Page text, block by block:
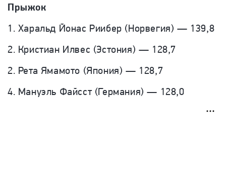
Прыжок
1. Харальд Йонас Риибер (Норвегия) — 139,8
2. Кристиан Илвес (Эстония) — 128,7
2. Рета Ямамото (Япония) — 128,7
4. Мануэль Файсст (Германия) — 128,0